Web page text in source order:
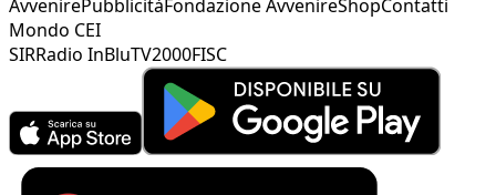
AvvenirePubblicitàFondazione AvvenireShopContatti
Mondo CEI
SIRRadio InBluTV2000FISC